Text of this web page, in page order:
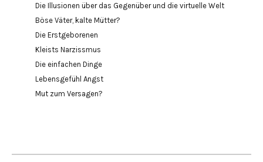
Die Illusionen über das Gegenüber und die virtuelle Welt
Böse Väter, kalte Mütter?
Die Erstgeborenen
Kleists Narzissmus
Die einfachen Dinge
Lebensgefühl Angst
Mut zum Versagen?